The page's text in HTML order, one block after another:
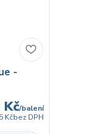
-
Kč/balení
Kčbez DPH